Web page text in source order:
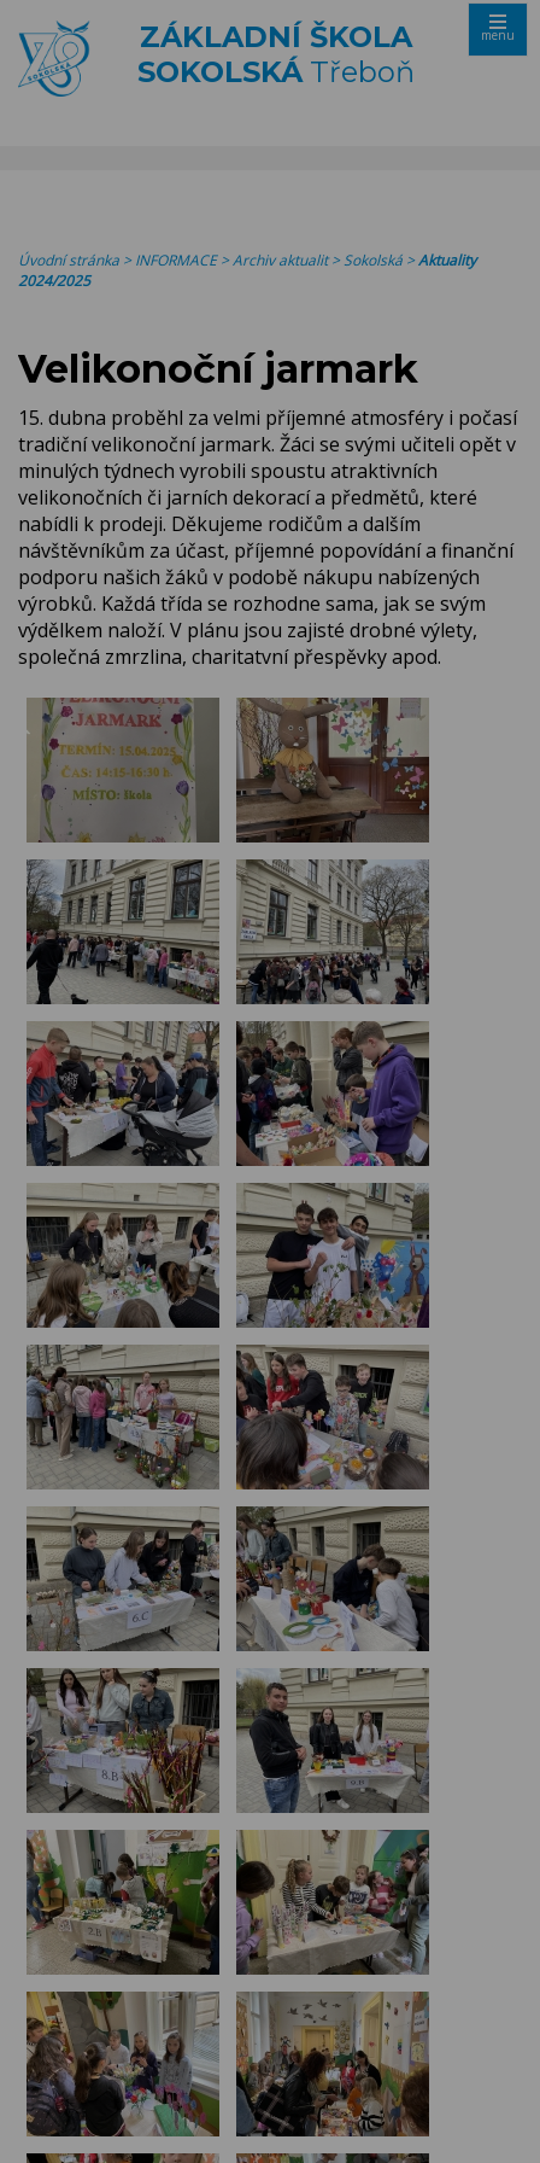
ZÁKLADNÍ ŠKOLA
SOKOLSKÁTřeboň
menu
Úvodní stránka >INFORMACE>Archiv aktualit>Sokolská >Aktuality
2024/2025
Velikonoční jarmark
15. dubna proběhl za velmi příjemné atmosféry i počasí
tradiční velikonoční jarmark. Žáci se svými učiteli opět v
minulých týdnech vyrobili spoustu atraktivních
velikonočních či jarních dekorací a předmětů, které
nabídli k prodeji. Děkujeme rodičům a dalším
návštěvníkům za účast, příjemné popovídání a finanční
podporu našich žáků v podobě nákupu nabízených
výrobků. Každá třída se rozhodne sama, jak se svým
výdělkem naloží. V plánu jsou zajisté drobné výlety,
společná zmrzlina, charitatvní přespěvky apod.